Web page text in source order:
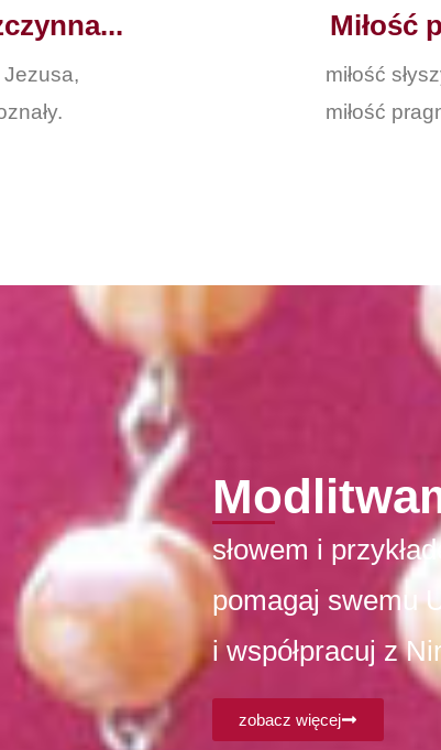
Jezusa,
Miłość
miłość
miłość
słowem i
pomagaj swemu
i współpracuj z
zobacz więcej